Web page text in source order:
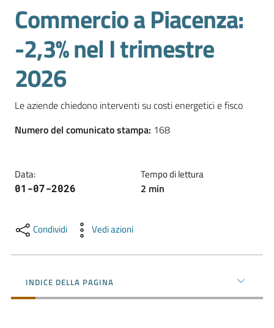
dell'Emilia
Gestire
l'impresa
l'impresa
territorio
Tutelare
e
Consumatore
Salta al contenuto
Commercio a Piacenza:
-2,3% nel I trimestre
2026
Le aziende chiedono interventi su costi energetici e fisco
Numero del comunicato stampa: 168
Data:
01-07-2026
Tempo di lettura
2 min
Condividi Vedi azioni
INDICE DELLA PAGINA